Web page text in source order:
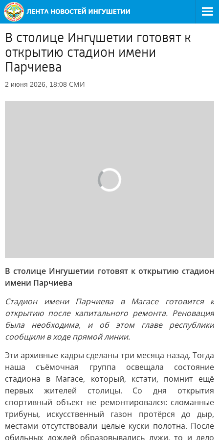
В столице Ингушетии готовят к
открытию стадион имени
Парчиева
2 июня 2026, 18:08 СМИ
В столице Ингушетии готовят к открытию стадион
имени Парчиева
Стадион имени Парчиева в Магасе готовится к
открытию после капитального ремонта. Реновация
была необходима, и об этом главе республики
сообщили в ходе прямой линии.
Эти архивные кадры сделаны три месяца назад. Тогда
наша съёмочная группа освещала состояние
стадиона в Магасе, который, кстати, помнит ещё
первых жителей столицы. Со дня открытия
спортивный объект не ремонтировался: сломанные
трибуны, искусственный газон протёрся до дыр,
местами отсутствовали целые куски полотна. После
обильных дождей образовывались лужи, то и дело